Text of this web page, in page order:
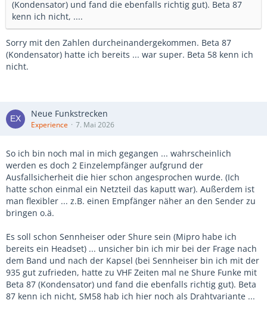
(Kondensator) und fand die ebenfalls richtig gut). Beta 87
kenn ich nicht, ....
Sorry mit den Zahlen durcheinandergekommen. Beta 87
(Kondensator) hatte ich bereits ... war super. Beta 58 kenn ich
nicht.
Neue Funkstrecken
Experience 7. Mai 2026
So ich bin noch mal in mich gegangen ... wahrscheinlich
werden es doch 2 Einzelempfänger aufgrund der
Ausfallsicherheit die hier schon angesprochen wurde. (Ich
hatte schon einmal ein Netzteil das kaputt war). Außerdem ist
man flexibler ... z.B. einen Empfänger näher an den Sender zu
bringen o.ä.
Es soll schon Sennheiser oder Shure sein (Mipro habe ich
bereits ein Headset) ... unsicher bin ich mir bei der Frage nach
dem Band und nach der Kapsel (bei Sennheiser bin ich mit der
935 gut zufrieden, hatte zu VHF Zeiten mal ne Shure Funke mit
Beta 87 (Kondensator) und fand die ebenfalls richtig gut). Beta
87 kenn ich nicht, SM58 hab ich hier noch als Drahtvariante ...